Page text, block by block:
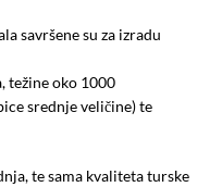
savršene su za izradu
težine oko 1000
srednje veličine) te
te sama kvaliteta turske